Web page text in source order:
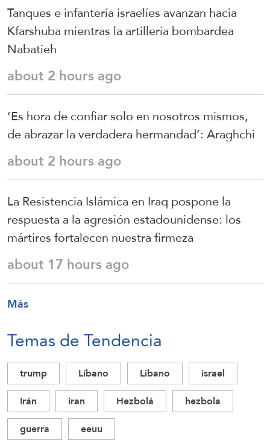
Tanques e infantería israelíes avanzan hacia
Kfarshuba mientras la artillería bombardea
Nabatieh
about 2 hours ago
‘Es hora de confiar solo en nosotros mismos,
de abrazar la verdadera hermandad’: Araghchi
about 2 hours ago
La Resistencia Islámica en Iraq pospone la
respuesta a la agresión estadounidense: los
mártires fortalecen nuestra firmeza
about 17 hours ago
Más
Temas de Tendencia
trump Líbano Libano
israel
Irán
iran Hezbolá
hezbola
guerra
eeuu